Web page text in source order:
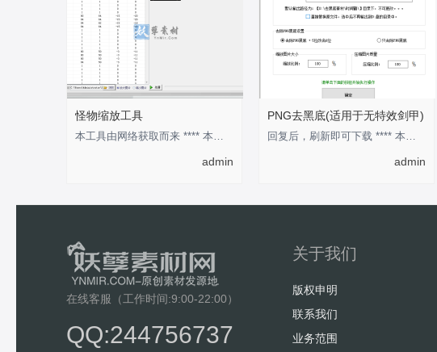
怪物缩放工具
本工具由网络获取而来 **** 本内容被作者隐藏 ****
admin
PNG去黑底(适用于无特效剑甲)
回复后，刷新即可下载 **** 本内容被作者隐藏 ****
admin
在线客服（工作时间:9:00-22:00）
QQ:244756737
关于我们
版权申明
联系我们
业务范围